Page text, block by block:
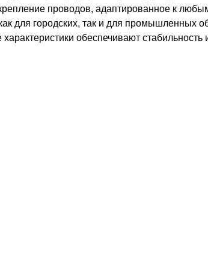
проводов, адаптированное к
для городских, так и для промышленных
обеспечивают стабильность